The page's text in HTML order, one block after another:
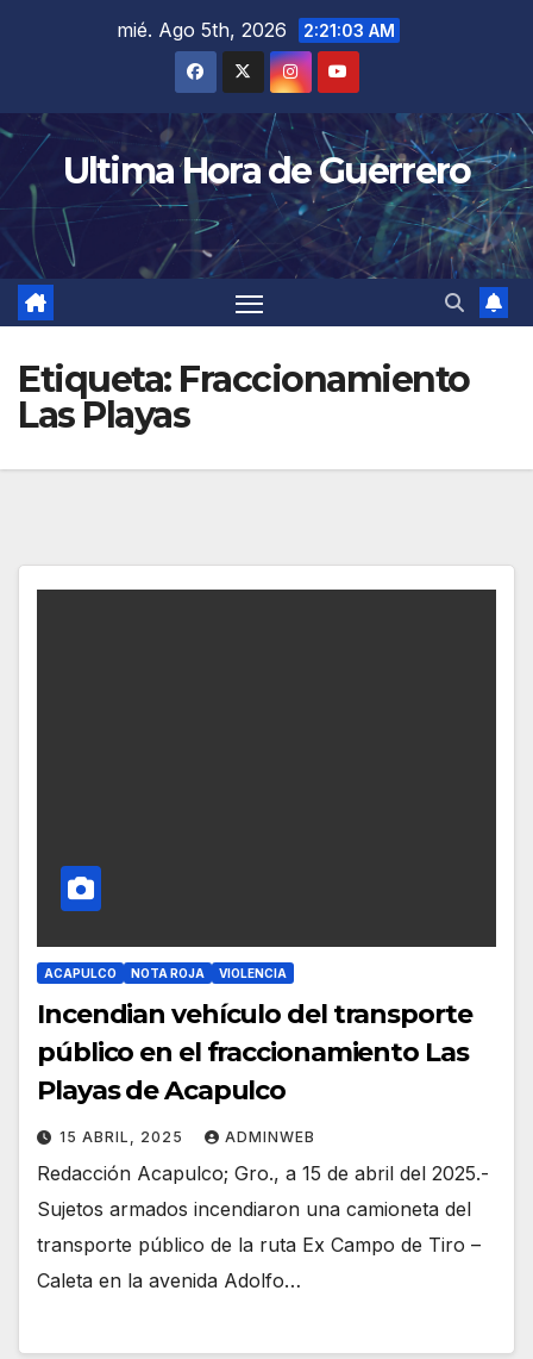
mié. Ago 5th, 2026 2:21:04 AM
Ultima Hora de Guerrero
Etiqueta: Fraccionamiento
Las Playas
ACAPULCO NOTA ROJA VIOLENCIA
Incendian vehículo del transporte
público en el fraccionamiento Las
Playas de Acapulco
15 ABRIL, 2025 ADMINWEB
Redacción Acapulco; Gro., a 15 de abril del 2025.-
Sujetos armados incendiaron una camioneta del
transporte público de la ruta Ex Campo de Tiro –
Caleta en la avenida Adolfo…